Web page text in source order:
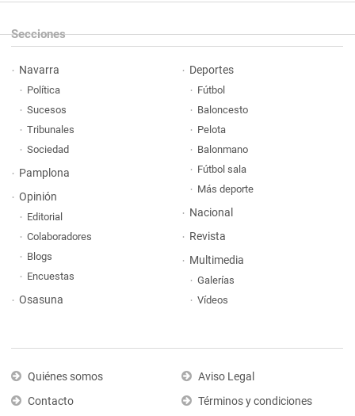
Secciones
Navarra
Política
Sucesos
Tribunales
Sociedad
Pamplona
Opinión
Editorial
Colaboradores
Blogs
Encuestas
Osasuna
Deportes
Fútbol
Baloncesto
Pelota
Balonmano
Fútbol sala
Más deporte
Nacional
Revista
Multimedia
Galerías
Vídeos
Quiénes somos
Contacto
Aviso Legal
Términos y condiciones